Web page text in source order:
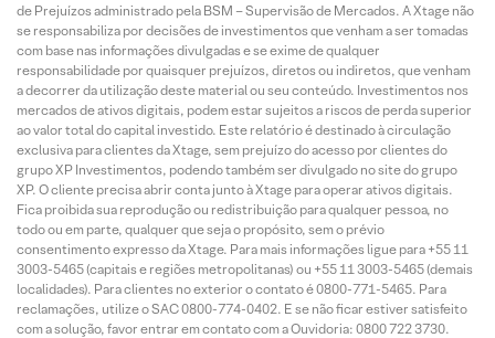
de Prejuízos administrado pela BSM – Supervisão de Mercados. A Xtage não
se responsabiliza por decisões de investimentos que venham a ser tomadas
com base nas informações divulgadas e se exime de qualquer
responsabilidade por quaisquer prejuízos, diretos ou indiretos, que venham
a decorrer da utilização deste material ou seu conteúdo. Investimentos nos
mercados de ativos digitais, podem estar sujeitos a riscos de perda superior
ao valor total do capital investido. Este relatório é destinado à circulação
exclusiva para clientes da Xtage, sem prejuízo do acesso por clientes do
grupo XP Investimentos, podendo também ser divulgado no site do grupo
XP. O cliente precisa abrir conta junto à Xtage para operar ativos digitais.
Fica proibida sua reprodução ou redistribuição para qualquer pessoa, no
todo ou em parte, qualquer que seja o propósito, sem o prévio
consentimento expresso da Xtage. Para mais informações ligue para +55 11
3003-5465 (capitais e regiões metropolitanas) ou +55 11 3003-5465 (demais
localidades). Para clientes no exterior o contato é 0800-771-5465. Para
reclamações, utilize o SAC 0800-774-0402. E se não ficar estiver satisfeito
com a solução, favor entrar em contato com a Ouvidoria: 0800 722 3730.